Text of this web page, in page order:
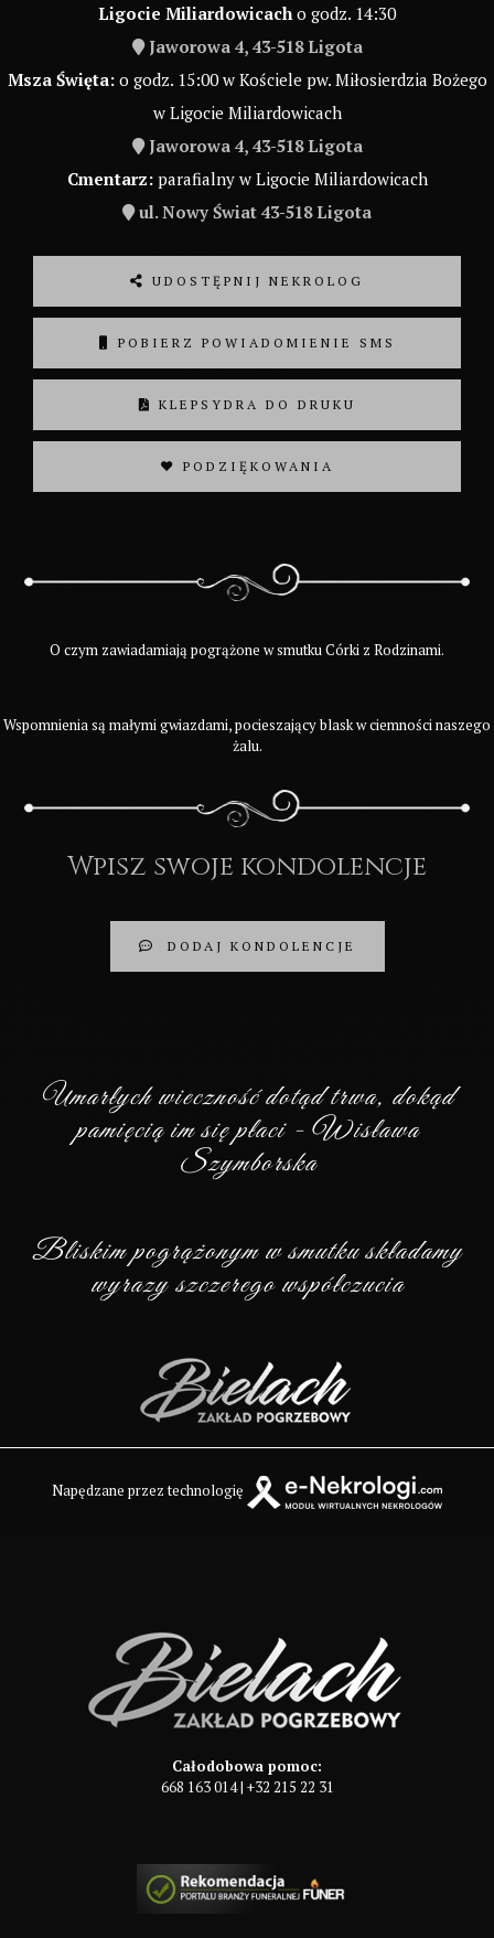
Ligocie Miliardowicach o godz. 14:30
Jaworowa 4, 43-518 Ligota
Msza Święta:o godz. 15:00 w Kościele pw. Miłosierdzia Bożego
w Ligocie Miliardowicach
Jaworowa 4, 43-518 Ligota
Cmentarz:parafialny w Ligocie Miliardowicach
ul. Nowy Świat 43-518 Ligota
UDOSTĘPNIJ NEKROLOG
POBIERZ POWIADOMIENIE SMS
KLEPSYDRA DO DRUKU
❤ PODZIĘKOWANIA
O czym zawiadamiają pogrążone w smutku Córki z Rodzinami.
Wspomnienia są małymi gwiazdami, pocieszający blask w ciemności naszego
żalu.
Wpisz swoje kondolencje
DODAJ KONDOLENCJE
Umarłych wieczność dotąd trwa, dokąd
pamięcią im się płaci - Wisława
Szymborska
Bliskim pogrążonym w smutku składamy
wyrazy szczerego współczucia
Napędzane przez technologię
Całodobowa pomoc:
668 163 014| +32 215 22 31